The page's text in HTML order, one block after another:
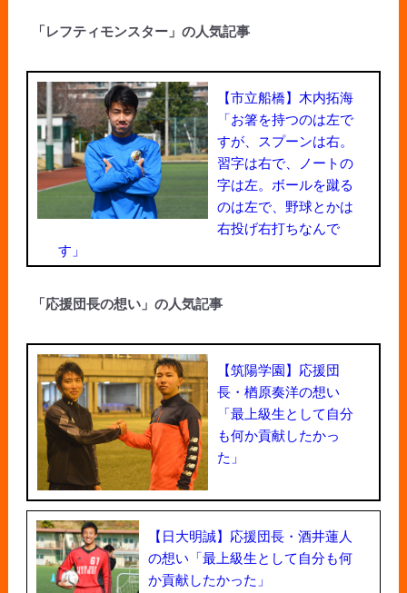
「レフティモンスター」の人気記事
【市立船橋】木内拓海
「お箸を持つのは左で
すが、スプーンは右。
習字は右で、ノートの
字は左。ボールを蹴る
のは左で、野球とかは
右投げ右打ちなんで
す」
「応援団長の想い」の人気記事
【筑陽学園】応援団
長・楢原奏洋の想い
「最上級生として自分
も何か貢献したかっ
た」
【日大明誠】応援団長・酒井蓮人
の想い「最上級生として自分も何
か貢献したかった」